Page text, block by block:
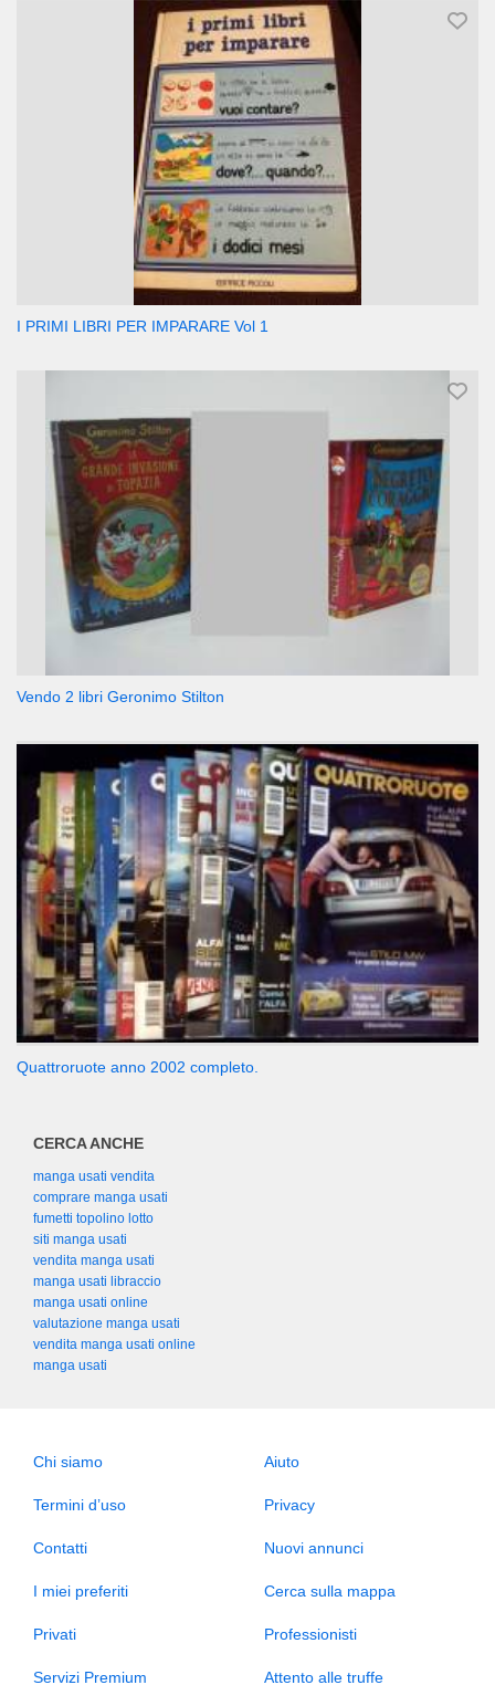
I PRIMI LIBRI PER IMPARARE Vol 1
Vendo 2 libri Geronimo Stilton
Quattroruote anno 2002 completo.
CERCA ANCHE
manga usati vendita
comprare manga usati
fumetti topolino lotto
siti manga usati
vendita manga usati
manga usati libraccio
manga usati online
valutazione manga usati
vendita manga usati online
manga usati
Chi siamo Aiuto
Termini d’uso Privacy
Contatti Nuovi annunci
I miei preferiti Cerca sulla mappa
Privati Professionisti
Servizi Premium Attento alle truffe